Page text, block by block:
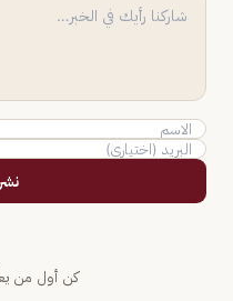
كن أول من